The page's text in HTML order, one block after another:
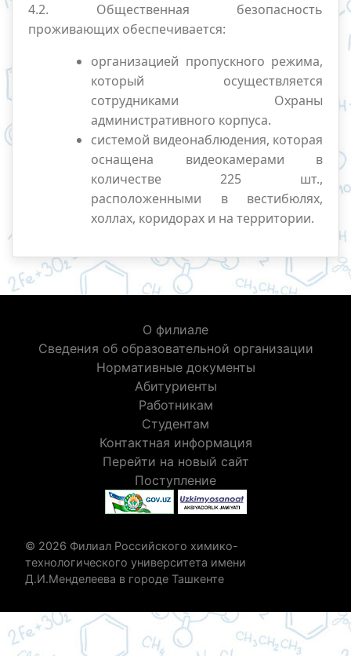
4.2. Общественная безопасность
проживающих обеспечивается:
организацией пропускного режима,
который осуществляется
сотрудниками Охраны
административного корпуса.
системой видеонаблюдения, которая
оснащена видеокамерами в
количестве 225 шт.,
расположенными в вестибюлях,
холлах, коридорах и на территории.
О филиале
Сведения об образовательной организации
Нормативные документы
Абитуриенты
Работникам
Студентам
Контактная информация
Перейти на новый сайт
Поступление
© 2026 Филиал Российского химико-
технологического университета имени
Д.И.Менделеева в городе Ташкенте